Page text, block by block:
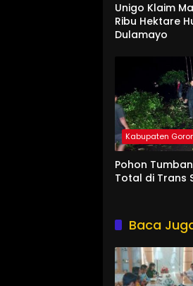
Unigo Klaim
Ribu Hektare
Dulamayo
Kabupaten
Pohon
Total di Trans
Baca